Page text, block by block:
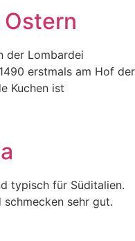
der Lombardei
erstmals am Hof der
Kuchen ist
typisch für Süditalien.
sehr gut.